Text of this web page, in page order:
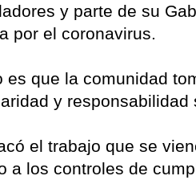
y parte de su
por el coronavirus.
es que la comunidad
y responsabilidad
el trabajo que se
a los controles de